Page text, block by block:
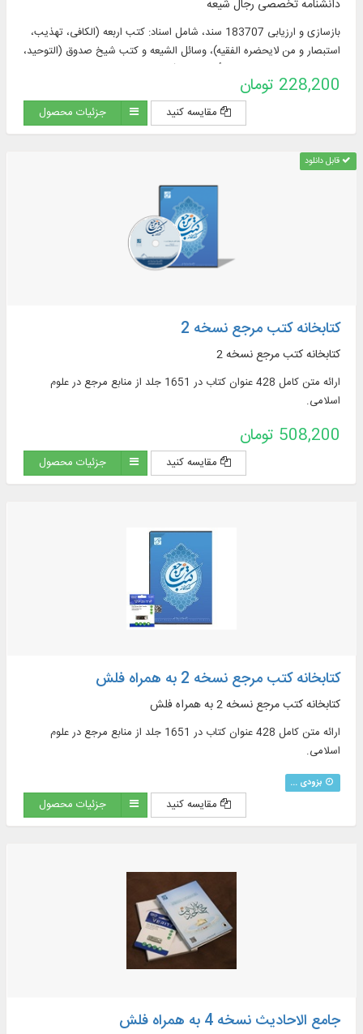
دانشنامه تخصصی رجال شیعه
بازسازی و ارزیابی 183707 سند، شامل اسناد: کتب اربعه (الکافی، تهذیب،
استبصار و من لایحضره الفقیه)، وسائل الشیعه و کتب شیخ صدوق (التوحید،
228,200 تومان
مقایسه کنید جزئیات محصول
قابل دانلود
کتابخانه کتب مرجع نسخه 2
کتابخانه کتب مرجع نسخه 2
ارائه متن کامل 428 عنوان کتاب در 1651 جلد از منابع مرجع در علوم
اسلامی.
508,200 تومان
مقایسه کنید جزئیات محصول
کتابخانه کتب مرجع نسخه 2 به همراه فلش
کتابخانه کتب مرجع نسخه 2 به همراه فلش
ارائه متن کامل 428 عنوان کتاب در 1651 جلد از منابع مرجع در علوم
اسلامی.
بزودی ...
مقایسه کنید جزئیات محصول
جامع الاحادیث نسخه 4 به همراه فلش